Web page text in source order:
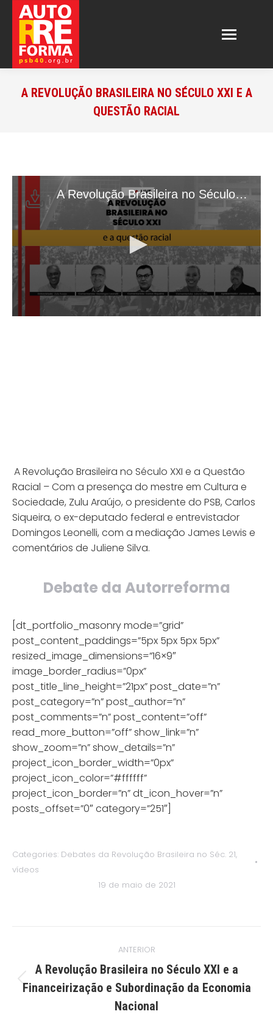
A REVOLUÇÃO BRASILEIRA NO SÉCULO XXI E A
QUESTÃO RACIAL
A Revolução Brasileira no Século XXI e a Questão
Racial – Com a presença do mestre em Cultura e
Sociedade, Zulu Araújo, o presidente do PSB, Carlos
Siqueira, o ex-deputado federal e entrevistador
Domingos Leonelli, com a mediação James Lewis e
comentários de Juliene Silva.
Debate da Autorreforma
[dt_portfolio_masonry mode=”grid”
post_content_paddings=”5px 5px 5px 5px”
resized_image_dimensions=”16×9″
image_border_radius=”0px”
post_title_line_height=”21px” post_date=”n”
post_category=”n” post_author=”n”
post_comments=”n” post_content=”off”
read_more_button=”off” show_link=”n”
show_zoom=”n” show_details=”n”
project_icon_border_width=”0px”
project_icon_color=”#ffffff”
project_icon_border=”n” dt_icon_hover=”n”
posts_offset=”0″ category=”251″]
Categories: Debates da Revolução Brasileira no Séc. 21,
vídeos
19 de maio de 2021
post:
ANTERIOR
Post
anterior:
A Revolução Brasileira no Século XXI e a
Financeirização e Subordinação da Economia
Nacional